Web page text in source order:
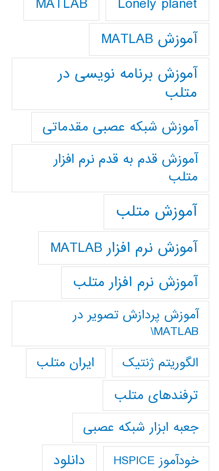
MATLAB
آموزش MATLAB
آموزش برنامه نویسی در
متلب
آموزش شبکه عصبی مقدماتی
آموزش قدم به قدم نرم افزار
متلب
آموزش متلب
آموزش نرم افزار MATLAB
آموزش نرم افزار متلب
آموزش پردازش تصوير در
MATLAB\
الگوریتم ژنتیک
ایران متلب
ترفندهای متلب
جعبه ابزار شبکه عصبی
خودآموز HSPICE دانلود